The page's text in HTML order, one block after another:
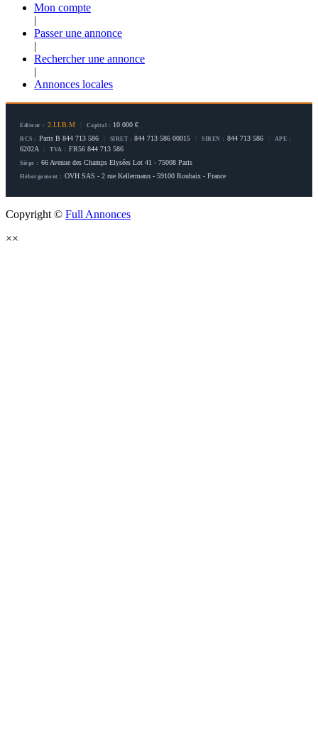
Mon compte
|
Passer une annonce
|
Rechercher une annonce
|
Annonces locales
Éditeur : 2.I.I.B.M Capital : 10 000 €
RCS : Paris B 844 713 586 SIRET : 844 713 586 00015 SIREN : 844 713 586 APE :
6202A TVA : FR56 844 713 586
Siège : 66 Avenue des Champs Elysées Lot 41 - 75008 Paris
Hébergement : OVH SAS - 2 rue Kellermann - 59100 Roubaix - France
Copyright © Full Annonces
××